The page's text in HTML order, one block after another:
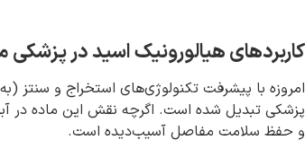
کاربردهای هیالورونیک اسید در پزشکی
امروزه با پیشرفت تکنولوژی‌های استخراج و سنتز
پزشکی تبدیل شده است. اگرچه نقش این ماده در
و حفظ سلامت مفاصل آسیب‌دیده است.